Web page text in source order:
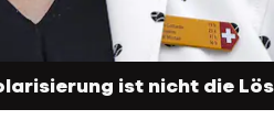
ist nicht die